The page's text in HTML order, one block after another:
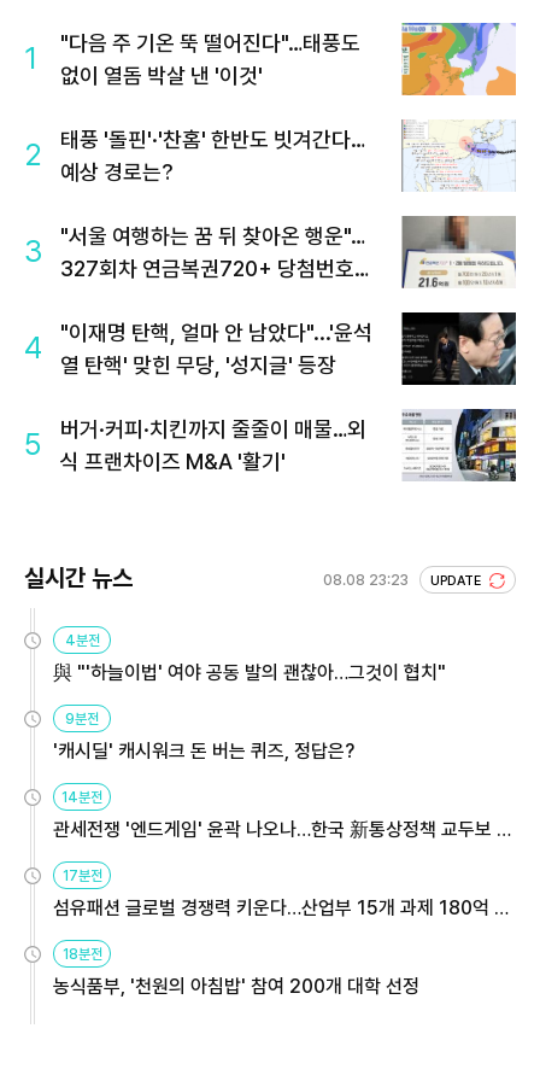
1
"다음 주 기온 뚝 떨어진다"…태풍도
없이 열돔 박살 낸 '이것'
2
태풍 '돌핀'·'찬홈' 한반도 빗겨간다…
예상 경로는?
3
"서울 여행하는 꿈 뒤 찾아온 행운"…
327회차 연금복권720+ 당첨번호조
4
"이재명 탄핵, 얼마 안 남았다"...'윤석
열 탄핵' 맞힌 무당, '성지글' 등장
5
버거·커피·치킨까지 줄줄이 매물…외
식 프랜차이즈 M&A '활기'
실시간 뉴스 08.08 23:23 UPDATE
4분전
與 "'하늘이법' 여야 공동 발의 괜찮아…그것이 협치"
9분전
'캐시딜' 캐시워크 돈 버는 퀴즈, 정답은?
14분전
관세전쟁 '엔드게임' 윤곽 나오나…한국 新통상정책 교두보 활
17분전
섬유패션 글로벌 경쟁력 키운다…산업부 15개 과제 180억 지
18분전
농식품부, '천원의 아침밥' 참여 200개 대학 선정